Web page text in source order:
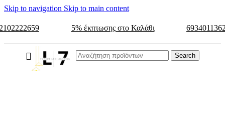
Skip to navigation Skip to main content
5% έκπτωσης στο Καλάθι
Search